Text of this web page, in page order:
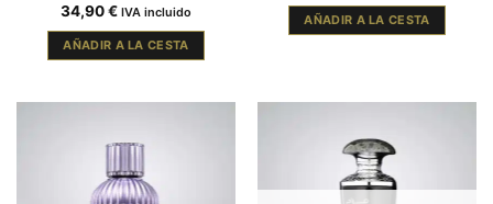
34,90€ IVA incluido
AÑADIR A LA CESTA
AÑADIR A LA CESTA